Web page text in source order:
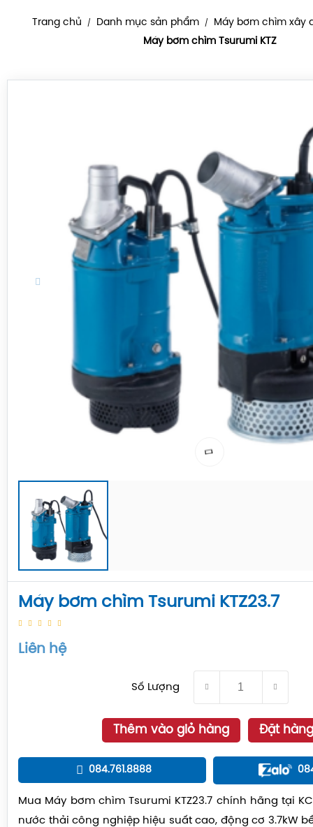
Trang chủ / Danh mục sản phẩm /
Máy bơm chìm xây
Máy bơm chìm Tsurumi KTZ
Máy bơm chìm Tsurumi KTZ23.7
Liên hệ
Số Lượng
Thêm vào giỏ hàng Đặt hàng
084.761.8888
Mua Máy bơm chìm Tsurumi KTZ23.7 chính hãng tại
nước thải công nghiệp hiệu suất cao, động cơ 3.7kW